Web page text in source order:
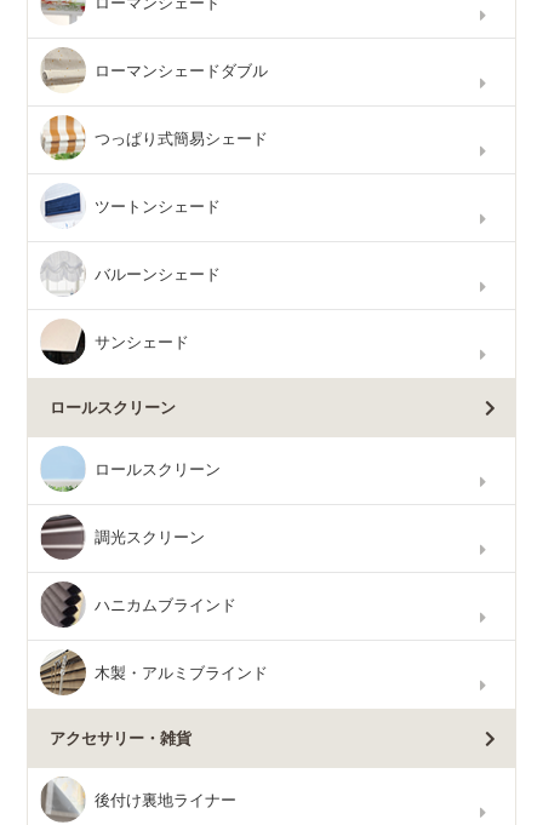
ローマンシェードダブル
つっぱり式簡易シェード
ツートンシェード
バルーンシェード
サンシェード
ロールスクリーン
ロールスクリーン
調光スクリーン
ハニカムブラインド
木製・アルミブラインド
アクセサリー・雑貨
後付け裏地ライナー